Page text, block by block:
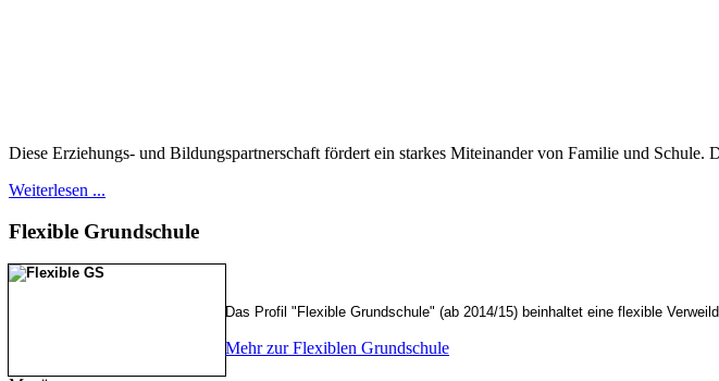
Diese Erziehungs- und Bildungspartnerschaft fördert ein starkes Miteinander von Familie und Schule.
Weiterlesen ...
Flexible Grundschule
Das Profil "Flexible Grundschule" (ab 2014/15) beinhaltet eine flexible
Mehr zur Flexiblen Grundschule